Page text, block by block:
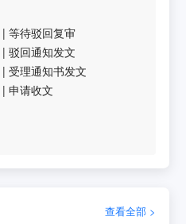
|等待驳回复审
|驳回通知发文
|受理通知书发文
|申请收文
查看全部 >